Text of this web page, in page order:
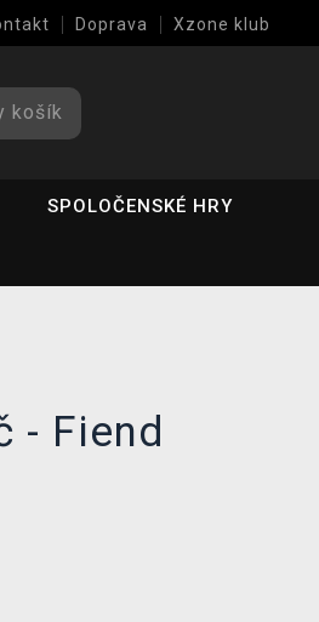
Doprava Xzone klub
košík
SPOLOČENSKÉ HRY
- Fiend